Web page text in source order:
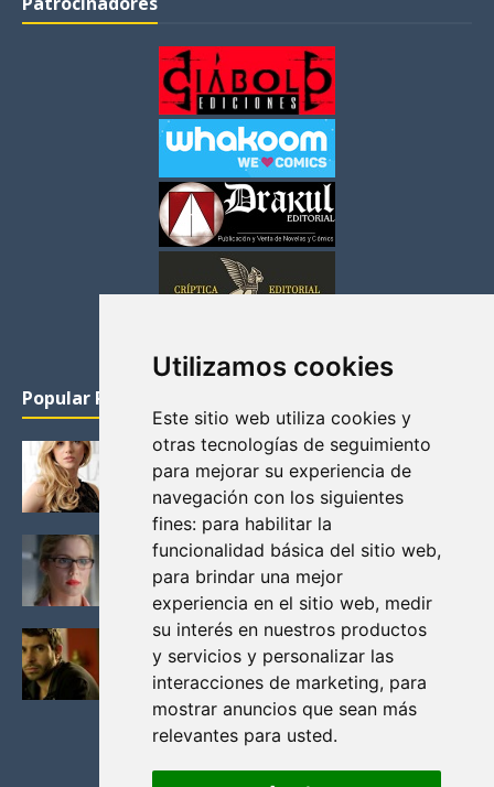
Utilizamos cookies
Este sitio web utiliza cookies y
otras tecnologías de seguimiento
para mejorar su experiencia de
navegación con los siguientes
fines: para habilitar la
funcionalidad básica del sitio web,
para brindar una mejor
experiencia en el sitio web, medir
su interés en nuestros productos
y servicios y personalizar las
interacciones de marketing, para
mostrar anuncios que sean más
relevantes para usted.
Popular Posts
KATHERYN WINNICK: LA ACTRIZ MAS GUAPA DE
VIKINGOS
Junio 14, 2013
FELICITY (EMILY BETT RICKARDS), LAS FOTOS
MAS BONITAS DE LA ALIADA DE ARROW
Noviembre 30, 2013
BLACK MIRROR: TODA TU HISTORIA. EPISODIO 3.
LA CRITICA
Mayo 17, 2012